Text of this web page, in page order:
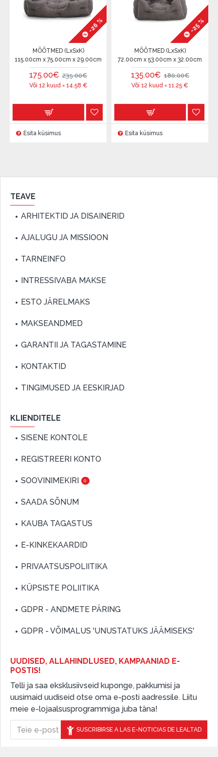
-26 %
MÕÕTMED (LxSxK)
115.00cm x 75.00cm x 29.00cm
175.00€ 235.00€
Või 12 kuud = 14.58 €
Esita küsimus
-25 %
MÕÕTMED (LxSxK)
72.00cm x 53.00cm x 32.00cm
135.00€ 180.00€
Või 12 kuud = 11.25 €
Esita küsimus
TEAVE
ARHITEKTID JA DISAINERID
AJALUGU JA MISSIOON
TARNEINFO
INTRESSIVABA MAKSE
ESTO JÄRELMAKS
MAKSEANDMED
GARANTII JA TAGASTAMINE
KONTAKTID
TINGIMUSED JA EESKIRJAD
KLIENDITELE
SISENE KONTOLE
REGISTREERI KONTO
SOOVINIMEKIRI 0
SAADA SÕNUM
KAUBA TAGASTUS
E-KINKEKAARDID
PRIVAATSUSPOLIITIKA
KÜPSISTE POLIITIKA
GDPR - ANDMETE PÄRING
GDPR - VÕIMALUS 'UNUSTATUKS JÄÄMISEKS'
UUDISED, ALLAHINDLUSED, KAMPAANIAD E-
POSTIS!
Telli ja saa eksklusiivseid kuponge, pakkumisi ja
uusimaid uudiseid otse oma e-posti aadressile. Liitu
meie e-lojaalsusprogrammiga juba täna!
SUSCRIBIRSE A LAS E-NOTICIAS DE LEALTAD